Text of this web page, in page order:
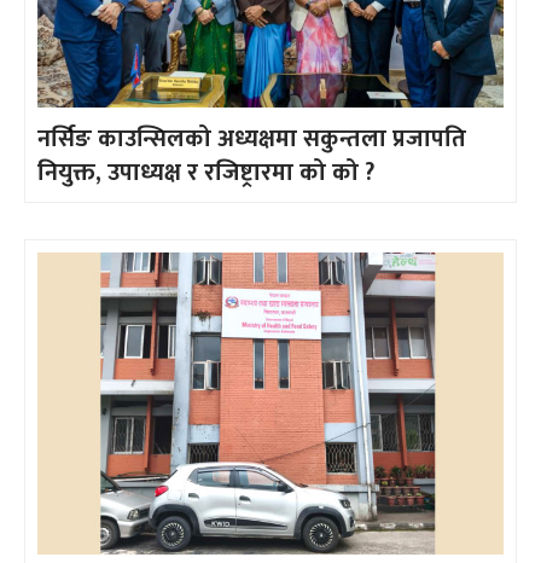
नर्सिङ काउन्सिलको अध्यक्षमा सकुन्तला प्रजापति
नियुक्त, उपाध्यक्ष र रजिष्ट्रारमा को को ?